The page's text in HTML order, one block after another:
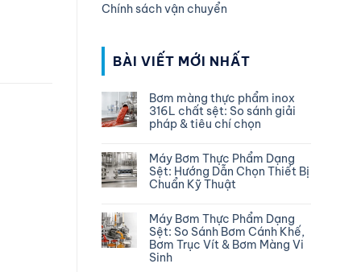
Chính sách vận chuyển
BÀI VIẾT MỚI NHẤT
Bơm màng thực phẩm inox
316L chất sệt: So sánh giải
pháp & tiêu chí chọn
Máy Bơm Thực Phẩm Dạng
Sệt: Hướng Dẫn Chọn Thiết Bị
Chuẩn Kỹ Thuật
Máy Bơm Thực Phẩm Dạng
Sệt: So Sánh Bơm Cánh Khế,
Bơm Trục Vít & Bơm Màng Vi
Sinh